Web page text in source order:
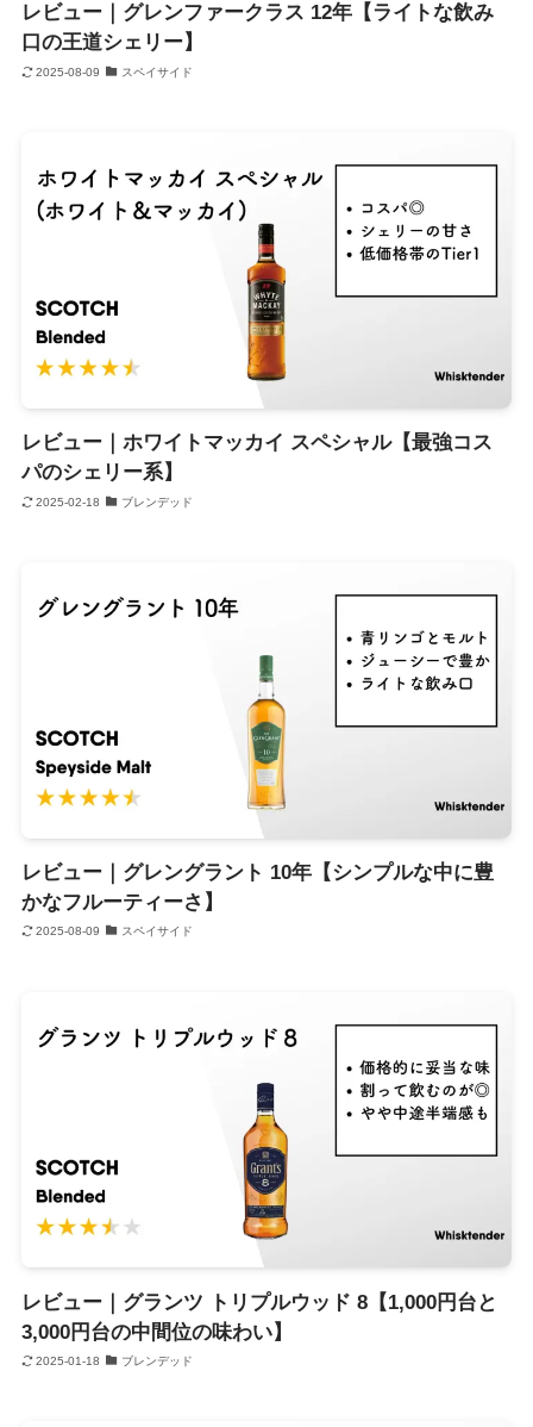
レビュー｜グレンファークラス 12年【ライトな飲み
口の王道シェリー】
2025-08-09 スペイサイド
レビュー｜ホワイトマッカイ スペシャル【最強コス
パのシェリー系】
2025-02-18 ブレンデッド
レビュー｜グレングラント 10年【シンプルな中に豊
かなフルーティーさ】
2025-08-09 スペイサイド
レビュー｜グランツ トリプルウッド 8【1,000円台と
3,000円台の中間位の味わい】
2025-01-18 ブレンデッド